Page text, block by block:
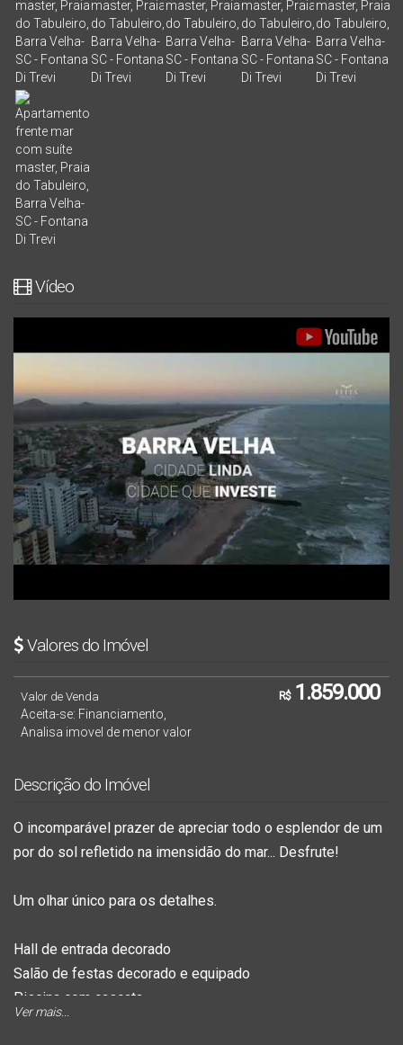
Vídeo
Valores do Imóvel
R$1.859.000
Valor de Venda
Aceita-se: Financiamento,
Analisa imovel de menor valor
Descrição do Imóvel
O incomparável prazer de apreciar todo o esplendor de um
por do sol refletido na imensidão do mar... Desfrute!
Um olhar único para os detalhes.
Hall de entrada decorado
Salão de festas decorado e equipado
Piscina com cascata
Academia e sauna com vista para o mar
Ver mais...